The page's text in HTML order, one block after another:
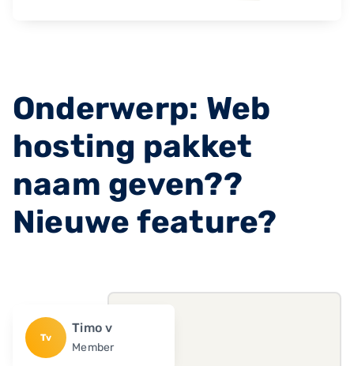
Onderwerp: Web
hosting pakket
naam geven??
Nieuwe feature?
Tv
Timo v
Member